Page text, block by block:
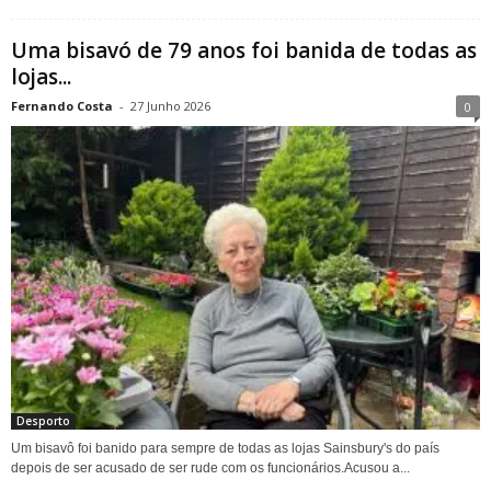
Uma bisavó de 79 anos foi banida de todas as
lojas...
Fernando Costa - 27 Junho 2026 0
Desporto
Um bisavô foi banido para sempre de todas as lojas Sainsbury's do país
depois de ser acusado de ser rude com os funcionários.Acusou a...